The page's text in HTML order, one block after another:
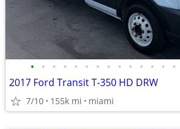
• • • • • • • • • • • • • •
2017 Ford Transit T-350 HD DRW
7/10 155k mi miami